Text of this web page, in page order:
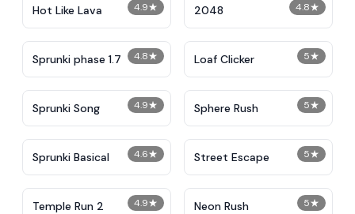
4.9★
Hot Like Lava 4.8★
2048
4.8★
Sprunki phase 1.7 5★
Loaf Clicker
4.9★
Sprunki Song 5★
Sphere Rush
4.6★
Sprunki Basical 5★
Street Escape
4.9★
Temple Run 2 5★
Neon Rush